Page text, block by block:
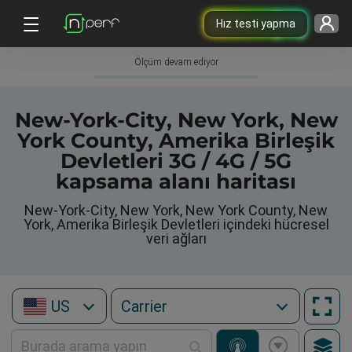
Hız testi yapma
Ölçüm devam ediyor
New-York-City, New York, New
York County, Amerika Birleşik
Devletleri 3G / 4G / 5G
kapsama alanı haritası
New-York-City, New York, New York County, New
York, Amerika Birleşik Devletleri içindeki hücresel
veri ağları
US